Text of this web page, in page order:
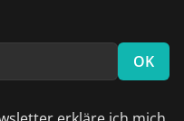
OK